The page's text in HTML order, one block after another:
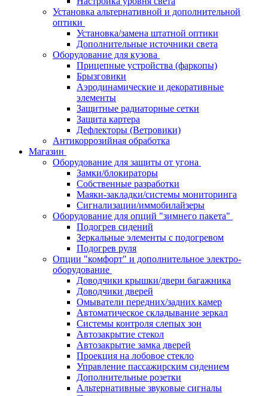
Установка альтернативной и дополнительной
оптики
Установка/замена штатной оптики
Дополнительные источники света
Оборудование для кузова
Прицепные устройства (фаркопы)
Брызговики
Аэродинамические и декоративные
элементы
Защитные радиаторные сетки
Защита картера
Дефлекторы (Ветровики)
Антикоррозийная обработка
Магазин
Оборудование для защиты от угона
Замки/блокираторы
Собственные разработки
Маяки-закладки/системы мониторинга
Сигнализации/иммобилайзеры
Оборудование для опций "зимнего пакета"
Подогрев сидений
Зеркальные элементы с подогревом
Подогрев руля
Опции "комфорт" и дополнительное электро-
оборудование
Доводчики крышки/двери багажника
Доводчики дверей
Омыватели передних/задних камер
Автоматическое складывание зеркал
Системы контроля слепых зон
Автозакрытие стекол
Автозакрытие замка дверей
Проекция на лобовое стекло
Управление пассажирским сидением
Дополнительные розетки
Альтернативные звуковые сигналы